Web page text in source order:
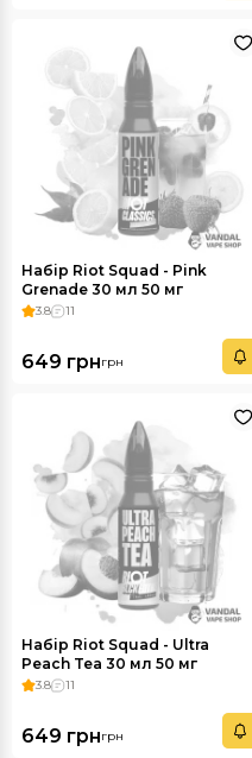
Набір Riot Squad - Pink
Grenade 30 мл 50 мг
3.8 11
649 грнгрн
Набір Riot Squad - Ultra
Peach Tea 30 мл 50 мг
3.8 11
649 грнгрн